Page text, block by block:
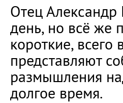
Отец
день, но всё же
короткие, всего
представляют
размышления
долгое время.